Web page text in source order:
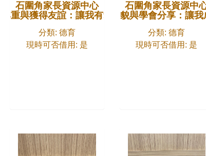
石圍角家長資源中心
尊重與獲得友誼：讓我有愛
分類: 德育
現時可否借用: 是
石圍角家長資源中
禮貌與學會分享：讓我
分類: 德育
現時可否借用: 是